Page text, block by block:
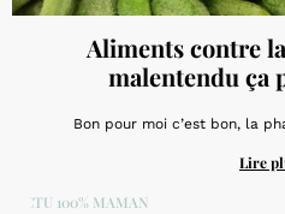
Aliments contre
malentendu ça
Bon pour moi c’est bon, la
Lire
ACTU 100% MAMAN